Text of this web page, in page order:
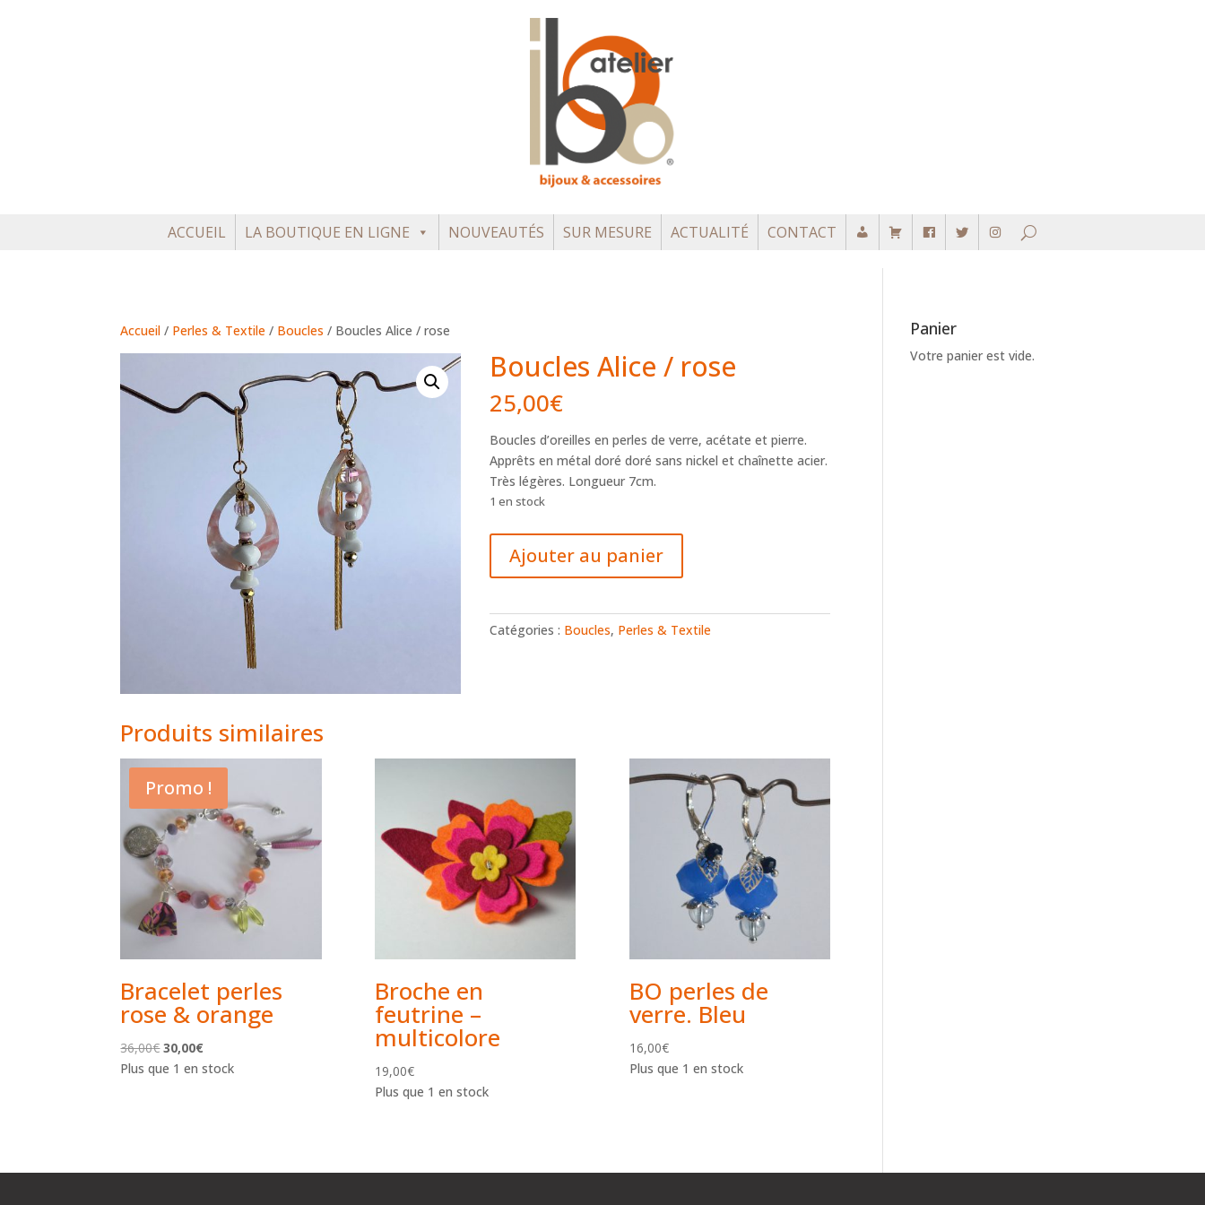
ACCUEIL LA BOUTIQUE EN LIGNE NOUVEAUTÉS SUR MESURE ACTUALITÉ CONTACT
Accueil / Perles & Textile / Boucles / Boucles Alice / rose
Boucles Alice / rose
25,00€
Boucles d’oreilles en perles de verre, acétate et pierre.
Apprêts en métal doré doré sans nickel et chaînette acier.
Très légères. Longueur 7cm.
1 en stock
Boucles
/
Ajouter au panier
Catégories : Boucles, Perles & Textile
Produits similaires
Promo !
Bracelet perles
rose & orange
36,00€Le
prix
30,00€Le
prix
Plus que 1 en stock
Broche en
feutrine –
multicolore
19,00€
Plus que 1 en stock
BO perles de
verre. Bleu
16,00€
Plus que 1 en stock
Panier
Votre panier est vide.